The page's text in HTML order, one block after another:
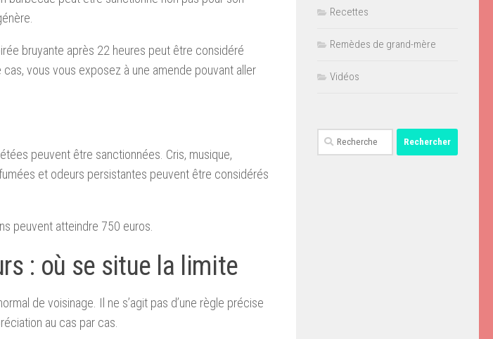
bruyante après 22 heures peut être considéré
vous vous exposez à une amende pouvant aller
peuvent être sanctionnées. Cris, musique,
et odeurs persistantes peuvent être considérés
peuvent atteindre 750 euros.
: où se situe la limite
de voisinage. Il ne s’agit pas d’une règle précise
au cas par cas.
Recettes
Remèdes de grand-mère
Vidéos
Rechercher :